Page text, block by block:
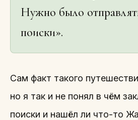
Нужно было
поиски».
Сам факт такого
но я так и не понял в чём
поиски и нашёл ли что-то